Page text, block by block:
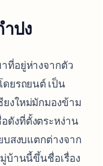
ปง
ที่อยู่ห่างจากตัว
ยรถยนต์ เป็น
งใหม่มักมองข้าม
ดังที่ตั้งตระหง่าน
บสงบแตกต่างจาก
บ้านนี้ขึ้นชื่อเรื่อง